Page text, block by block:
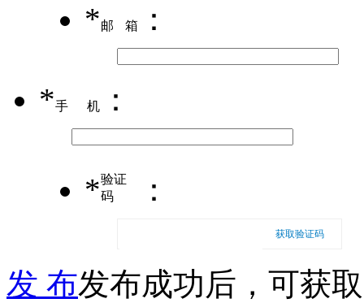
*邮箱 ：
*手机 ：
*验证
码
：
获取验证码
发 布发布成功后，可获